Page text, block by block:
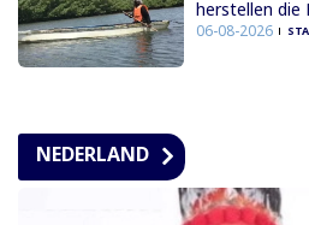
herstellen die
06-08-2026
NEDERLAND